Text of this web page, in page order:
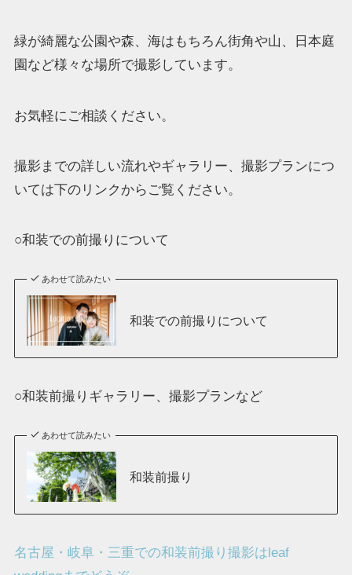
緑が綺麗な公園や森、海はもちろん街角や山、日本庭
園など様々な場所で撮影しています。
お気軽にご相談ください。
撮影までの詳しい流れやギャラリー、撮影プランにつ
いては下のリンクからご覧ください。
○和装での前撮りについて
あわせて読みたい
和装での前撮りについて
○和装前撮りギャラリー、撮影プランなど
あわせて読みたい
和装前撮り
名古屋・岐阜・三重での和装前撮り撮影はleaf